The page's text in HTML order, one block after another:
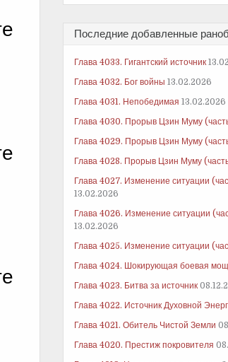
Последние добавленные
Глава 4033. Гигантский источник
Глава 4032. Бог войны 13.02.2026
Глава 4031. Непобедимая 13.02.2026
Глава 4030. Прорыв Цзин Муму
Глава 4029. Прорыв Цзин Муму
Глава 4028. Прорыв Цзин Муму
Глава 4027. Изменение ситуации
13.02.2026
Глава 4026. Изменение ситуации
13.02.2026
Глава 4025. Изменение ситуации
Глава 4024. Шокирующая боевая
Глава 4023. Битва за источник
Глава 4022. Источник Духовной
Глава 4021. Обитель Чистой Земли
Глава 4020. Престиж покровителя